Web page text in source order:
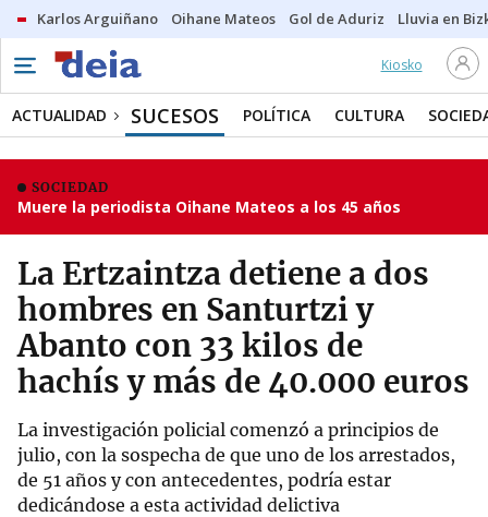
Karlos Arguiñano Oihane Mateos Gol de Aduriz Lluvia en
Kiosko
ACTUALIDAD SUCESOS POLÍTICA CULTURA
SOCIEDAD
Muere la periodista Oihane Mateos a los 45 años
La Ertzaintza detiene a dos
hombres en Santurtzi y
Abanto con 33 kilos de
hachís y más de 40.000 euros
La investigación policial comenzó a principios de
julio, con la sospecha de que uno de los arrestados,
de 51 años y con antecedentes, podría estar
dedicándose a esta actividad delictiva